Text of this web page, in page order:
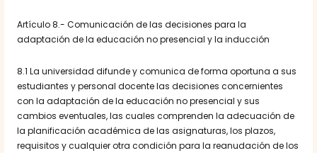
Artículo 8.- Comunicación de las decisiones para la
adaptación de la educación no presencial y la inducción
8.1 La universidad difunde y comunica de forma oportuna a sus
estudiantes y personal docente las decisiones concernientes
con la adaptación de la educación no presencial y sus
cambios eventuales, las cuales comprenden la adecuación de
la planificación académica de las asignaturas, los plazos,
requisitos y cualquier otra condición para la reanudación de los